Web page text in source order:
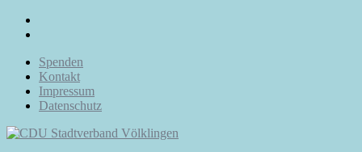
Zum
Inhalt
Spenden
Kontakt
Impressum
Datenschutz